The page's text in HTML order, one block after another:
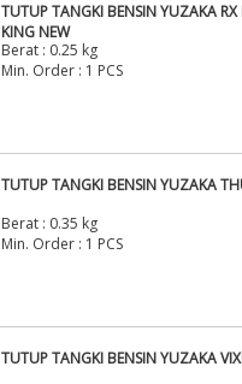
TUTUP TANGKI BENSIN YUZAKA RX
KING NEW
Berat : 0.25 kg
Min. Order : 1 PCS
TUTUP TANGKI BENSIN YUZAKA
Berat : 0.35 kg
Min. Order : 1 PCS
TUTUP TANGKI BENSIN YUZAKA